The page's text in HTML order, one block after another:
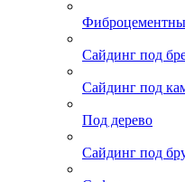
Сайдинг под
Сайдинг под
Под дерево
Сайдинг под